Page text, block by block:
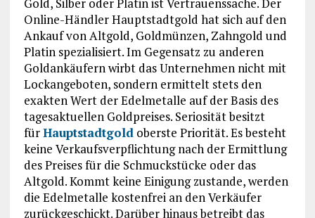
Gold, Silber oder Platin ist Vertrauenssache. Der
Online-Händler Hauptstadtgold hat sich auf den
Ankauf von Altgold, Goldmünzen, Zahngold und
Platin spezialisiert. Im Gegensatz zu anderen
Goldankäufern wirbt das Unternehmen nicht mit
Lockangeboten, sondern ermittelt stets den
exakten Wert der Edelmetalle auf der Basis des
tagesaktuellen Goldpreises. Seriosität besitzt
fürHauptstadtgoldoberste Priorität. Es besteht
keine Verkaufsverpflichtung nach der Ermittlung
des Preises für die Schmuckstücke oder das
Altgold. Kommt keine Einigung zustande, werden
die Edelmetalle kostenfrei an den Verkäufer
zurückgeschickt. Darüber hinaus betreibt das